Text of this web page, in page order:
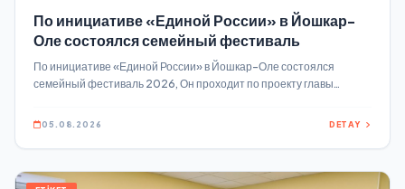
По инициативе «Единой России» в Йошкар-
Оле состоялся семейный фестиваль
По инициативе «Единой России» в Йошкар-Оле состоялся
семейный фестиваль 2026, Он проходит по проекту главы
стадионе гимназии №4 включала танцы, аквагрим, шоу мыльных
05.08.2026 DETAY